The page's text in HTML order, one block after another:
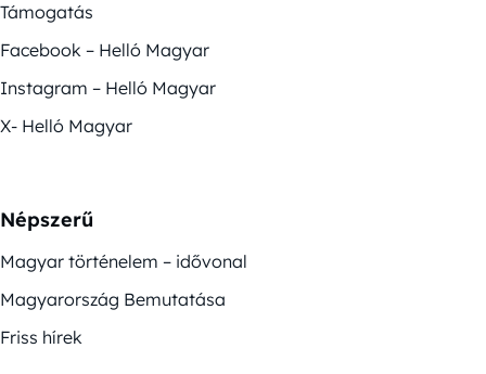
Támogatás
Facebook – Helló Magyar
Instagram – Helló Magyar
X- Helló Magyar
Népszerű
Magyar történelem – idővonal
Magyarország Bemutatása
Friss hírek